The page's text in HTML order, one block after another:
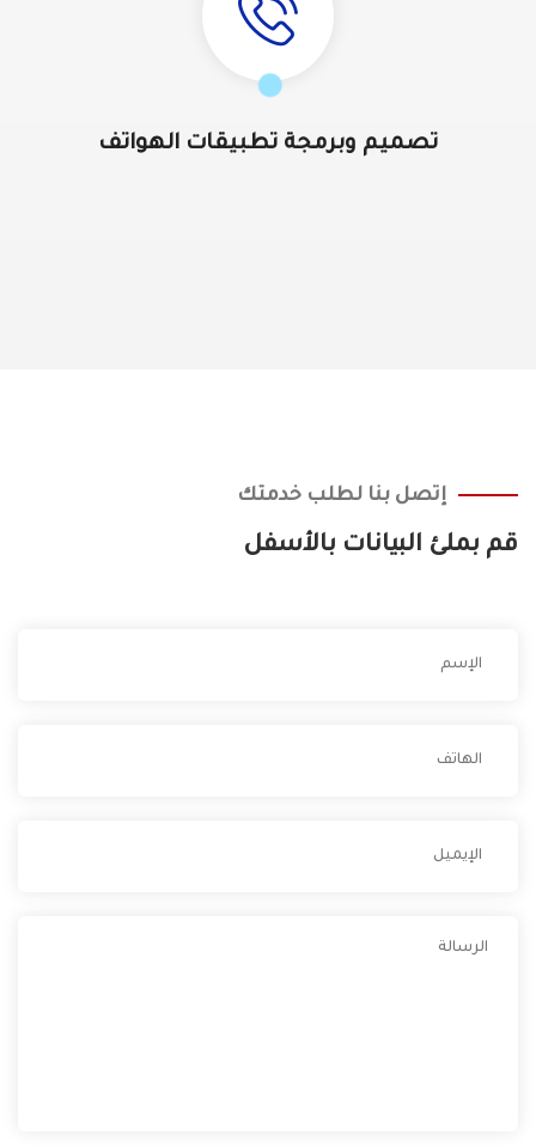
تصميم وبرمجة تطبيقات الهواتف
إتصل بنا لطلب خدمتك
قم بملئ البيانات بالأسفل